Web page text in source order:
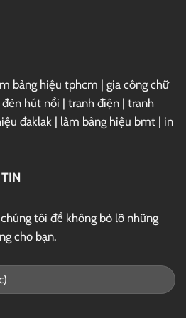
bảng hiệu tphcm | gia công chữ
đèn hút nổi | tranh điện | tranh
đaklak | làm bảng hiệu bmt | in
tôi để không bỏ lỡ những
cho bạn.